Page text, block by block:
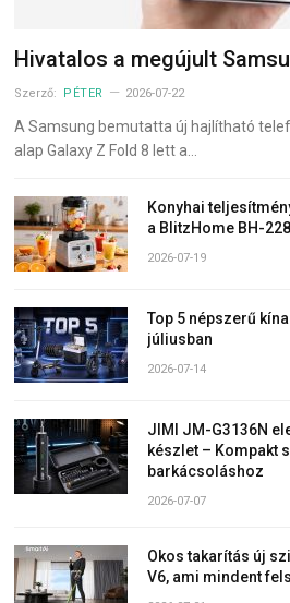
Hivatalos a megújult
Szerző: PÉTER 2026-07-22
A Samsung bemutatta új hajlítható
alap Galaxy Z Fold 8 lett a…
Konyhai
a BlitzHome BH-
2026-07-19
Top 5 népszerű
júliusban
2026-07-14
JIMI JM-G3136N
készlet – Kompakt
barkácsoláshoz
2026-07-07
Okos takarítás új
V6, ami mindent